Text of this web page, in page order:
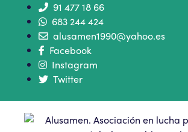
91 477 18 66
683 244 424
alusamen1990@yahoo.es
Facebook
Instagram
Twitter